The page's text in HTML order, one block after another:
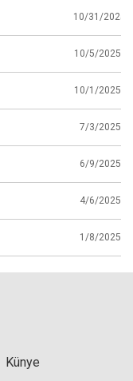
10/31/2025
10/5/2025
10/1/2025
7/3/2025
6/9/2025
4/6/2025
1/8/2025
Künye